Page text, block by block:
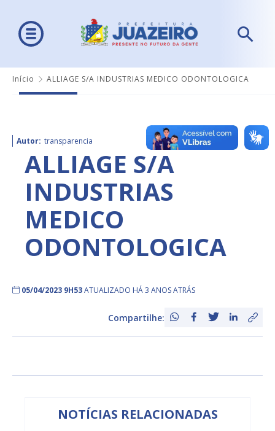
Início ALLIAGE S/A INDUSTRIAS MEDICO ODONTOLOGICA
Autor: transparencia
ALLIAGE S/A
INDUSTRIAS
MEDICO
ODONTOLOGICA
05/04/2023 9H53ATUALIZADO HÁ 3 ANOS ATRÁS
Compartilhe:
NOTÍCIAS RELACIONADAS